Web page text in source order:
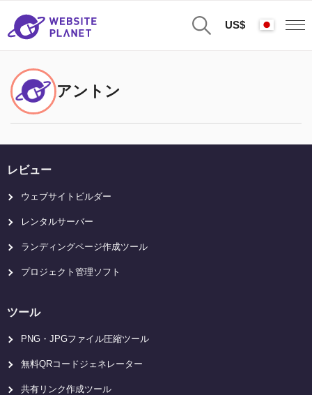
US$
アントン
レビュー
ウェブサイトビルダー
レンタルサーバー
ランディングページ作成ツール
プロジェクト管理ソフト
ツール
PNG・JPGファイル圧縮ツール
無料QRコードジェネレーター
共有リンク作成ツール